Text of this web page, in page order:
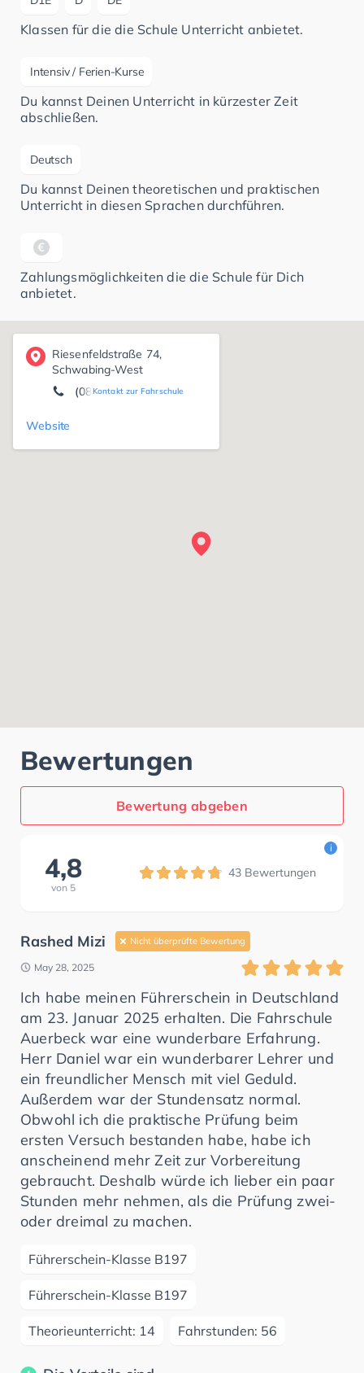
Klassen für die die Schule Unterricht anbietet.
Intensiv / Ferien-Kurse
Du kannst Deinen Unterricht in kürzester Zeit
abschließen.
Deutsch
Du kannst Deinen theoretischen und praktischen
Unterricht in diesen Sprachen durchführen.
Zahlungsmöglichkeiten die die Schule für Dich
anbietet.
Riesenfeldstraße 74,
Schwabing-West
Kontakt zur Fahrschule
(089) 3 20 56 67
Website
Bewertungen
Bewertung abgeben
4,8
von 5
43 Bewertungen
i
Rashed Mizi Nicht überprüfte Bewertung
May 28, 2025
Ich habe meinen Führerschein in Deutschland
am 23. Januar 2025 erhalten. Die Fahrschule
Auerbeck war eine wunderbare Erfahrung.
Herr Daniel war ein wunderbarer Lehrer und
ein freundlicher Mensch mit viel Geduld.
Außerdem war der Stundensatz normal.
Obwohl ich die praktische Prüfung beim
ersten Versuch bestanden habe, habe ich
anscheinend mehr Zeit zur Vorbereitung
gebraucht. Deshalb würde ich lieber ein paar
Stunden mehr nehmen, als die Prüfung zwei-
oder dreimal zu machen.
Führerschein-Klasse B197
Führerschein-Klasse B197
Theorieunterricht: 14 Fahrstunden: 56